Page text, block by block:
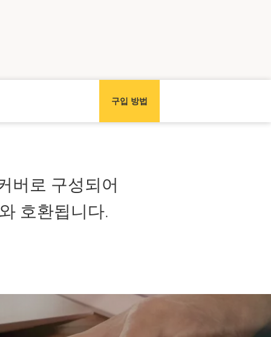
구입 방법
버로 구성되어
호환됩니다.